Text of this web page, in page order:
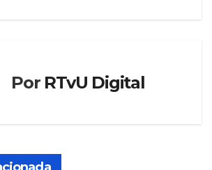
Por RTvU Digital